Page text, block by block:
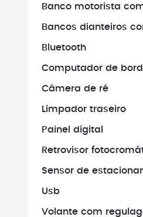
Banco motorista
Bancos dianteiros
Bluetooth
Computador de
Câmera de ré
Limpador traseiro
Painel digital
Retrovisor
Sensor de
Usb
Volante com